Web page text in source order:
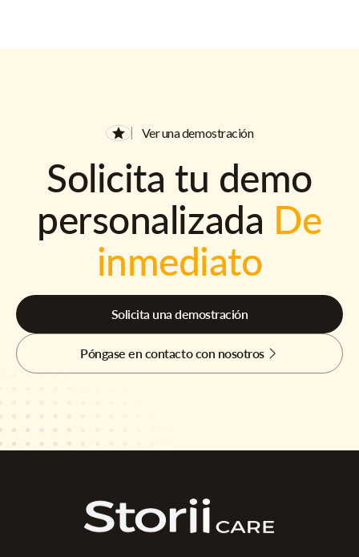
Ver una demostración
Solicita tu demo
personalizada De
inmediato
Solicita una demostración
Póngase en contacto con nosotros